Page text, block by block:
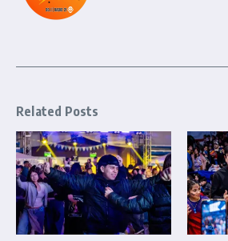
Related Posts